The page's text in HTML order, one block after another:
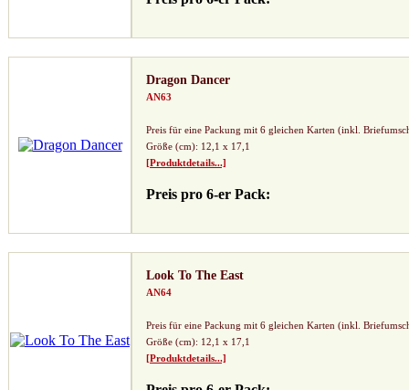
Dragon Dancer
AN63
Preis für eine Packung mit 6 gleichen Karten (inkl.
Größe (cm): 12,1 x 17,1
[Produktdetails...]
Preis pro 6-er Pack:
Look To The East
AN64
Preis für eine Packung mit 6 gleichen Karten (inkl.
Größe (cm): 12,1 x 17,1
[Produktdetails...]